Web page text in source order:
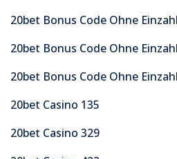
20bet Bonus Code Ohne
20bet Bonus Code Ohne
20bet Bonus Code Ohne
20bet Casino 135
20bet Casino 329